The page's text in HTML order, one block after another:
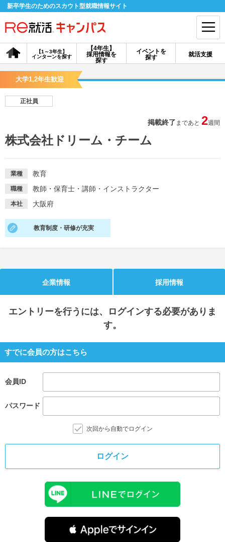
新卒学生のためのスカウト型就職情報サイト
【4年生】
採用情報を
探す
【1～3年生】
インターンを探す
イベントを
探す
就活支援
会員登録 ログイン
探す
【4年生】
【4年生】
イベントを探す スカウト
就活ノウハウ・サポート
適職診断
あなたに合う仕事を診断！
就活チャンネル
動画で対策講座をチェック
就活ニュースペーパー よくある質問
大学1,2年生歓迎
正社員
掲載終了 まであと 2週間
株式会社ドリーム・チーム
業種 教育
職種 教師・保育士・講師・インストラクター
本社 大阪府
教育制度・研修が充実
企業情報 採用情報
エントリーを行うには、ログインする必要がありま
す。
すでに会員の方はこちら
会員ID
パスワード
次回から自動でログイン
ログイン